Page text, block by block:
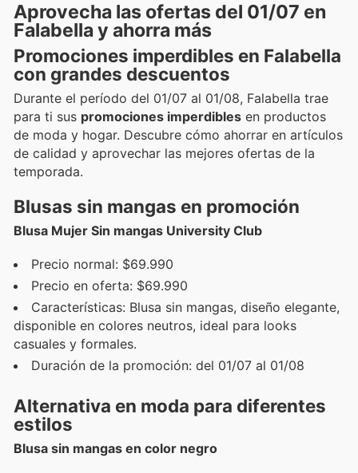
Aprovecha las ofertas del 01/07 en
Falabella y ahorra más
Promociones imperdibles en Falabella
con grandes descuentos
Durante el período del 01/07 al 01/08, Falabella trae
para ti sus promociones imperdibles en productos
de moda y hogar. Descubre cómo ahorrar en artículos
de calidad y aprovechar las mejores ofertas de la
temporada.
Blusas sin mangas en promoción
Blusa Mujer Sin mangas University Club
Precio normal: $69.990
Precio en oferta: $69.990
Características: Blusa sin mangas, diseño elegante,
disponible en colores neutros, ideal para looks
casuales y formales.
Duración de la promoción: del 01/07 al 01/08
Alternativa en moda para diferentes
estilos
Blusa sin mangas en color negro